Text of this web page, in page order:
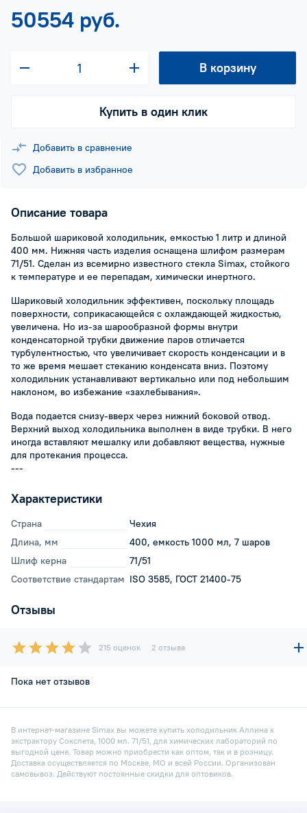
50554 руб.
В корзину
Купить в один клик
Добавить в сравнение
Добавить в избранное
Описание товара
Большой шариковой холодильник, емкостью 1 литр и длиной
400 мм. Нижняя часть изделия оснащена шлифом размерам
71/51. Сделан из всемирно известного стекла Simax, стойкого
к температуре и ее перепадам, химически инертного.
Шариковый холодильник эффективен, поскольку площадь
поверхности, соприкасающейся с охлаждающей жидкостью,
увеличена. Но из-за шарообразной формы внутри
конденсаторной трубки движение паров отличается
турбулентностью, что увеличивает скорость конденсации и в
то же время мешает стеканию конденсата вниз. Поэтому
холодильник устанавливают вертикально или под небольшим
наклоном, во избежание «захлебывания».
Вода подается снизу-вверх через нижний боковой отвод.
Верхний выход холодильника выполнен в виде трубки. В него
иногда вставляют мешалку или добавляют вещества, нужные
для протекания процесса.
---
Характеристики
Страна
Чехия
Длина, мм
400, емкость 1000 мл, 7 шаров
Шлиф керна
71/51
Соответствие стандартам ISO 3585, ГОСТ 21400-75
Отзывы
215 оценок 2 отзыва
Пока нет отзывов
В интернет-магазине Simax вы можете купить холодильник Аллина к
экстрактору Сокслета, 1000 мл. 71/51, для химических лабораторий по
выгодной цене. Товар можно приобрести как оптом, так и в розницу.
Доставка осуществляется по Москве, МО и всей России. Организован
самовывоз. Действуют постоянные скидки для оптовиков.